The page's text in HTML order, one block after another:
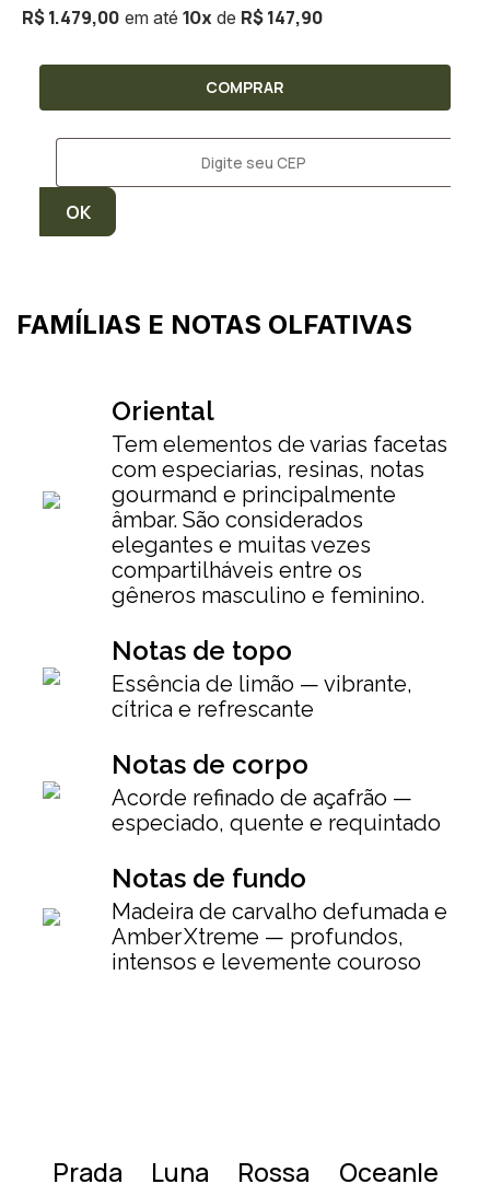
R$ 1.479,00 10x R$ 147,90
COMPRAR
FAMÍLIAS E NOTAS OLFATIVAS
Oriental
Tem elementos de varias facetas
com especiarias, resinas, notas
gourmand e principalmente
âmbar. São considerados
elegantes e muitas vezes
compartilháveis entre os
gêneros masculino e feminino.
Notas de topo
Essência de limão — vibrante,
cítrica e refrescante
Notas de corpo
Acorde refinado de açafrão —
especiado, quente e requintado
Notas de fundo
Madeira de carvalho defumada e
Amber Xtreme — profundos,
intensos e levemente couroso
Prada Luna Rossa Oceanle